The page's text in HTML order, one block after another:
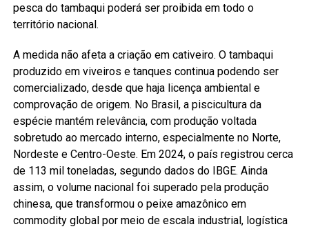
pesca do tambaqui poderá ser proibida em todo o
território nacional.
A medida não afeta a criação em cativeiro. O tambaqui
produzido em viveiros e tanques continua podendo ser
comercializado, desde que haja licença ambiental e
comprovação de origem. No Brasil, a piscicultura da
espécie mantém relevância, com produção voltada
sobretudo ao mercado interno, especialmente no Norte,
Nordeste e Centro-Oeste. Em 2024, o país registrou cerca
de 113 mil toneladas, segundo dados do IBGE. Ainda
assim, o volume nacional foi superado pela produção
chinesa, que transformou o peixe amazônico em
commodity global por meio de escala industrial, logística